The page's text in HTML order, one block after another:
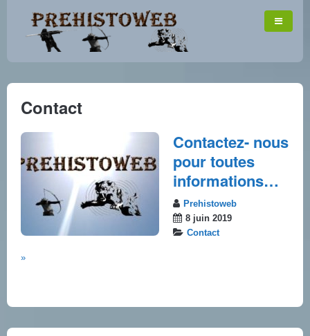
Contact
Contactez- nous
pour toutes
informations…
Prehistoweb
8 juin 2019
Contact
»